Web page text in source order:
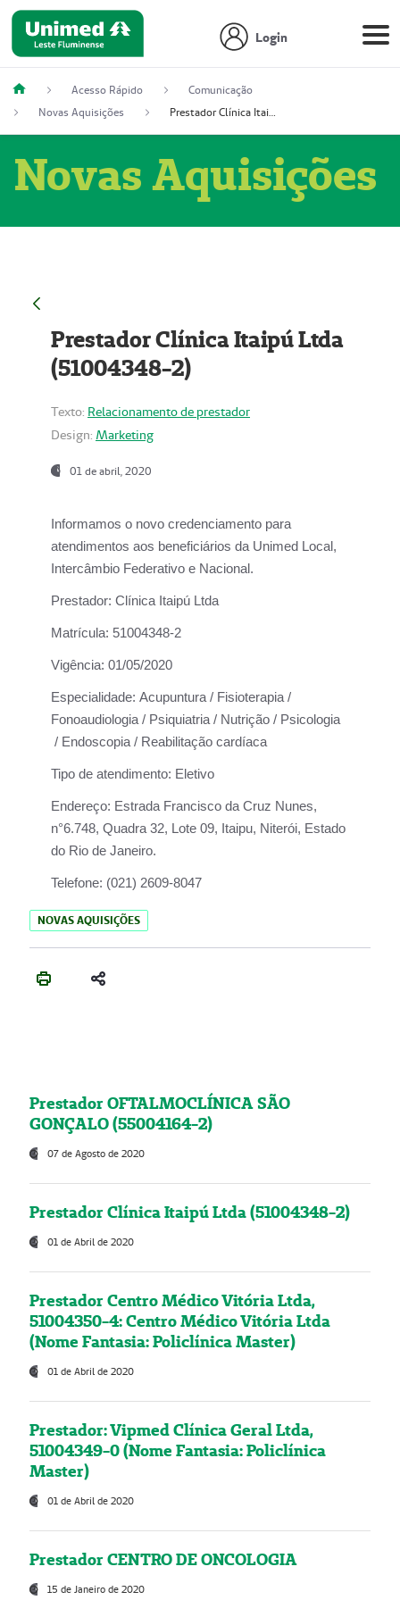
Login
Acesso Rápido
Comunicação
Novas Aquisições
Prestador Clínica Itaipú Ltda (51004348-2)
Novas Aquisições
Prestador Clínica Itaipú Ltda
(51004348-2)
Texto: Relacionamento de prestador
Design: Marketing
01 de abril, 2020
Informamos o novo credenciamento para
atendimentos aos beneficiários da Unimed Local,
Intercâmbio Federativo e Nacional.
Prestador: Clínica Itaipú Ltda
Matrícula: 51004348-2
Vigência: 01/05/2020
Especialidade: Acupuntura / Fisioterapia /
Fonoaudiologia / Psiquiatria / Nutrição / Psicologia
/ Endoscopia / Reabilitação cardíaca
Tipo de atendimento: Eletivo
Endereço: Estrada Francisco da Cruz Nunes,
n°6.748, Quadra 32, Lote 09, Itaipu, Niterói, Estado
do Rio de Janeiro.
Telefone: (021) 2609-8047
NOVAS AQUISIÇÕES
Prestador OFTALMOCLÍNICA SÃO
GONÇALO (55004164-2)
07 de Agosto de 2020
Prestador Clínica Itaipú Ltda (51004348-2)
01 de Abril de 2020
Prestador Centro Médico Vitória Ltda,
51004350-4: Centro Médico Vitória Ltda
(Nome Fantasia: Policlínica Master)
01 de Abril de 2020
Prestador: Vipmed Clínica Geral Ltda,
51004349-0 (Nome Fantasia: Policlínica
Master)
01 de Abril de 2020
Prestador CENTRO DE ONCOLOGIA
15 de Janeiro de 2020